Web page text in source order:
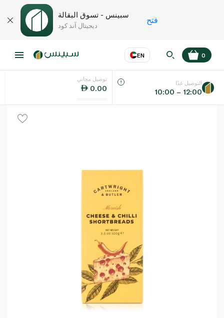
سبينس - تسوق البقالة
ديجيتال آند كود
فتح
EN
اللغة عر
0
توصيل مجاني
0.00
التوصيل غدًا
10:00 – 12:00